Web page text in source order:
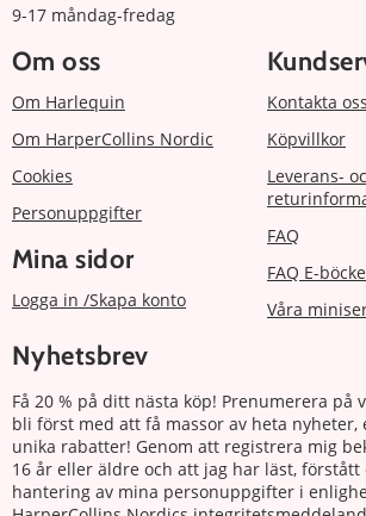
9-17 måndag-fredag
Om oss
Om Harlequin
Om HarperCollins Nordic
Cookies
Personuppgifter
Mina sidor
Logga in /Skapa konto
Kontakta oss
Köpvillkor
Leverans-
FAQ
FAQ E-
Våra
Nyhetsbrev
Få 20 % på ditt nästa köp! Prenumerera på
bli först med att få massor av heta nyheter,
unika rabatter! Genom att registrera mig
16 år eller äldre och att jag har läst, förstått
hantering av mina personuppgifter i